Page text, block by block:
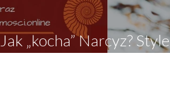
Jak „kocha” Narcyz? Style